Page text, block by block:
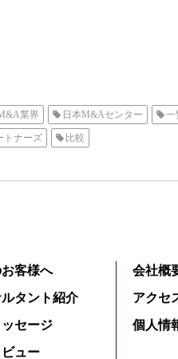
業界 日本M&Aセンター 一
トナーズ 比較
客様へ
タント紹介
セージ
ュー
会社概
アクセ
個人情